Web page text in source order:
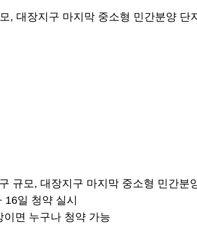
, 대장지구 마지막 중소형 민간분양 단지
규모, 대장지구 마지막 중소형 민간분
16일 청약 실시
면 누구나 청약 가능